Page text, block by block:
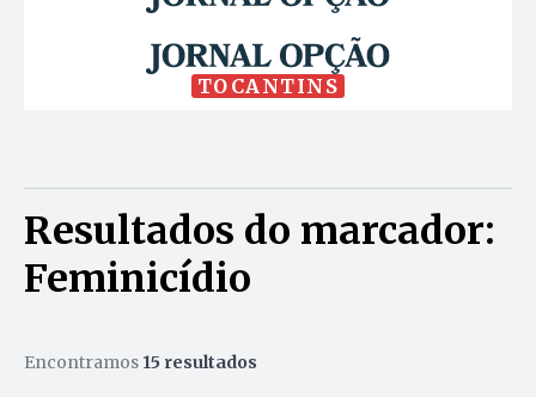
TOCANTINS
Resultados do marcador:
Feminicídio
Encontramos 15 resultados